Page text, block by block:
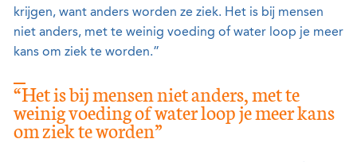
krijgen, want anders worden ze ziek. Het is bij mensen
niet anders, met te weinig voeding of water loop je meer
kans om ziek te worden.”
“Het is bij mensen niet anders, met te
weinig voeding of water loop je meer kans
om ziek te worden”